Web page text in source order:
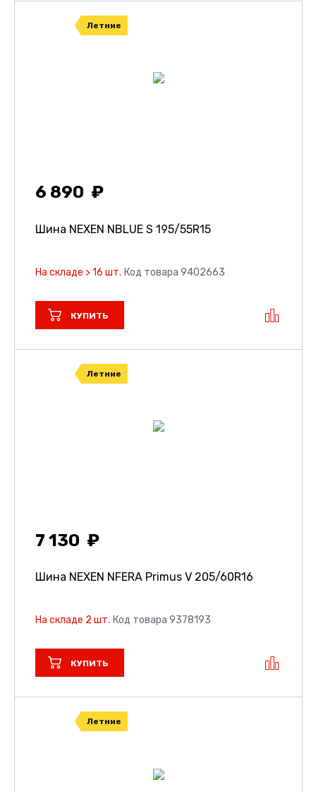
Летние
6 890
Шина NEXEN NBLUE S 195/55R15
На складе > 16 шт. Код товара 9402663
КУПИТЬ
Летние
7 130
Шина NEXEN NFERA Primus V 205/60R16
На складе 2 шт. Код товара 9378193
КУПИТЬ
Летние